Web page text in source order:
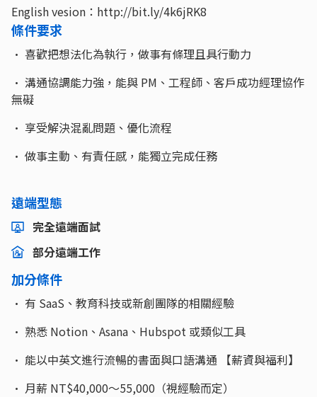
English vesion：http://bit.ly/4k6jRK8
條件要求
• 喜歡把想法化為執行，做事有條理且具行動力
• 溝通協調能力強，能與 PM、工程師、客戶成功經理協作
無礙
• 享受解決混亂問題、優化流程
• 做事主動、有責任感，能獨立完成任務
遠端型態
完全遠端面試
部分遠端工作
加分條件
• 有 SaaS、教育科技或新創團隊的相關經驗
• 熟悉 Notion、Asana、Hubspot 或類似工具
• 能以中英文進行流暢的書面與口語溝通 【薪資與福利】
• 月薪 NT$40,000～55,000（視經驗而定）